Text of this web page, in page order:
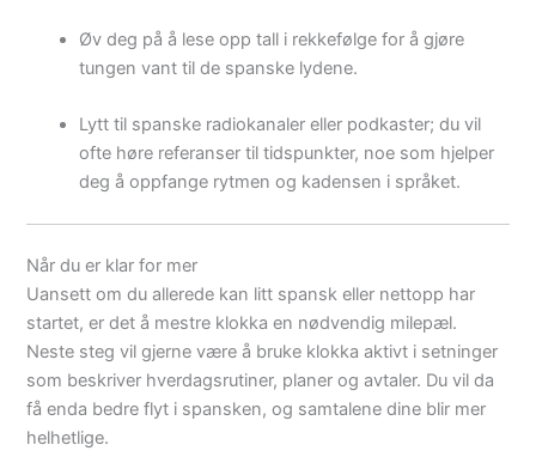
Øv deg på å lese opp tall i rekkefølge for å gjøre
tungen vant til de spanske lydene.
Lytt til spanske radiokanaler eller podkaster; du vil
ofte høre referanser til tidspunkter, noe som hjelper
deg å oppfange rytmen og kadensen i språket.
Når du er klar for mer
Uansett om du allerede kan litt spansk eller nettopp har
startet, er det å mestre klokka en nødvendig milepæl.
Neste steg vil gjerne være å bruke klokka aktivt i setninger
som beskriver hverdagsrutiner, planer og avtaler. Du vil da
få enda bedre flyt i spansken, og samtalene dine blir mer
helhetlige.